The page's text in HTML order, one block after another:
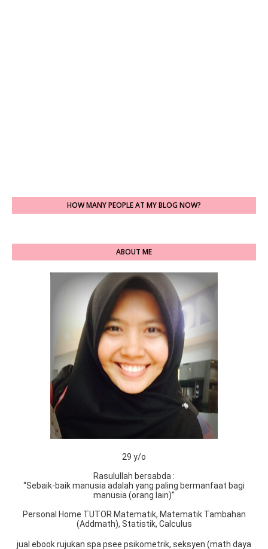
HOW MANY PEOPLE AT MY BLOG NOW?
ABOUT ME
29 y/o
Rasulullah bersabda :
“Sebaik-baik manusia adalah yang paling bermanfaat bagi
manusia (orang lain)”
Personal Home TUTOR Matematik, Matematik Tambahan
(Addmath), Statistik, Calculus
jual ebook rujukan spa psee psikometrik, seksyen (math daya